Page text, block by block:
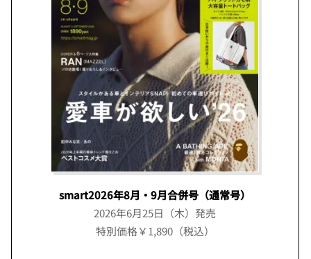
smart2026年8月・9月合併号（通常号）
2026年6月25日（木）発売
特別価格￥1,890（税込）